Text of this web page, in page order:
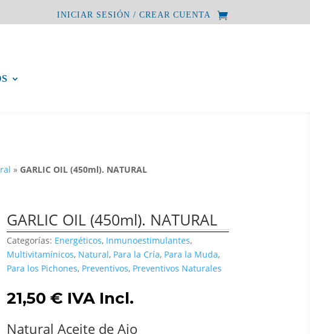
INICIAR SESIÓN / CREAR CUENTA
» GARLIC OIL (450ml). NATURAL
GARLIC OIL (450ml). NATURAL
Categorías: Energéticos, Inmunoestimulantes,
Multivitamínicos, Natural, Para la Cría, Para la Muda,
Para los Pichones, Preventivos, Preventivos Naturales
21,50€ IVA Incl.
Natural Aceite de Ajo